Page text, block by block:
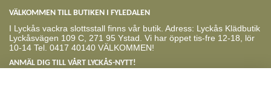
VÄLKOMMEN TILL BUTIKEN I FYLEDALEN
I Lyckås vackra slottsstall finns vår butik. Adress: Lyckås Klädbutik
Lyckåsvägen 109 C, 271 95 Ystad. Vi har öppet tis-fre 12-18, lör
10-14 Tel. 0417 40140 VÄLKOMMEN!
ANMÄL DIG TILL VÅRT LYCKÅS-NYTT!